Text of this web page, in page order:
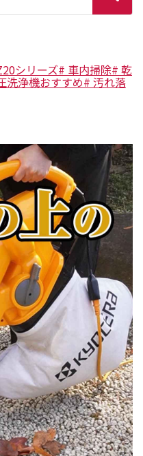
シリーズ# 車内掃除# 乾
洗浄機おすすめ# 汚れ落